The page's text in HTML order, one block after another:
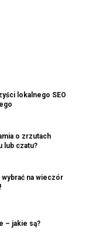
lokalnego SEO
o zrzutach
lub czatu?
na wieczór
– jakie są?